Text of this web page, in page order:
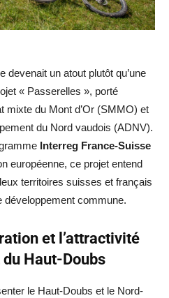
devenait un atout plutôt qu’une
« Passerelles », porté
mixte du Mont d’Or (SMMO) et
du Nord vaudois (ADNV).
Interreg France-Suisse
européenne, ce projet entend
territoires suisses et français
développement commune.
et l’attractivité
Haut-Doubs
le Haut-Doubs et le Nord-